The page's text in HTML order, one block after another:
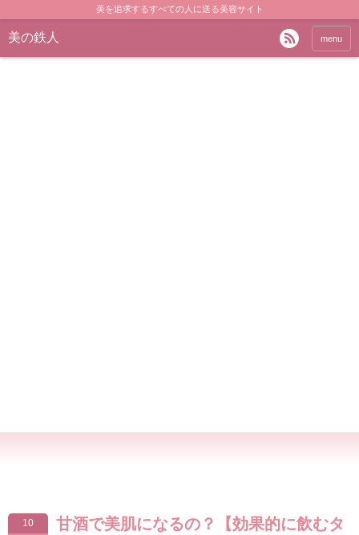
美を追求するすべての人に送る美容サイト
美の鉄人 menu
10
甘酒で美肌になるの？【効果的に飲むタ